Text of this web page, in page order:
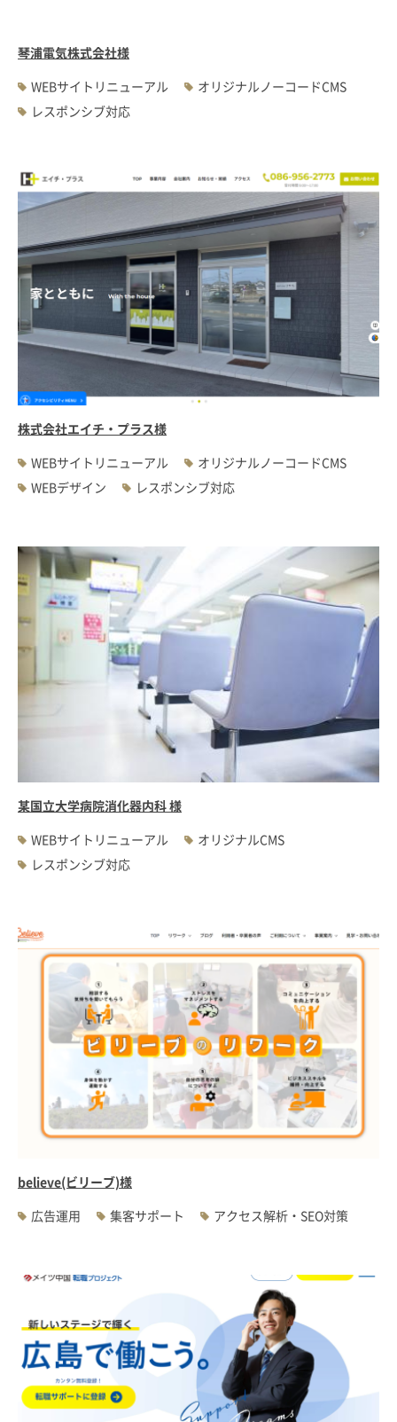
琴浦電気株式会社様
WEBサイトリニューアル
オリジナルノーコードCMS
レスポンシブ対応
株式会社エイチ・プラス様
WEBサイトリニューアル
オリジナルノーコードCMS
WEBデザイン
レスポンシブ対応
某国立大学病院消化器内科 様
WEBサイトリニューアル
オリジナルCMS
レスポンシブ対応
believe(ビリーブ)様
広告運用
集客サポート アクセス解析・SEO対策